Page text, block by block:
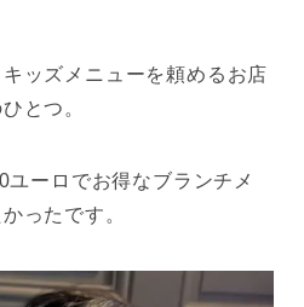
ッズメニューを頼めるお店
とつ。
ーロでお得なブランチメ
ったです。